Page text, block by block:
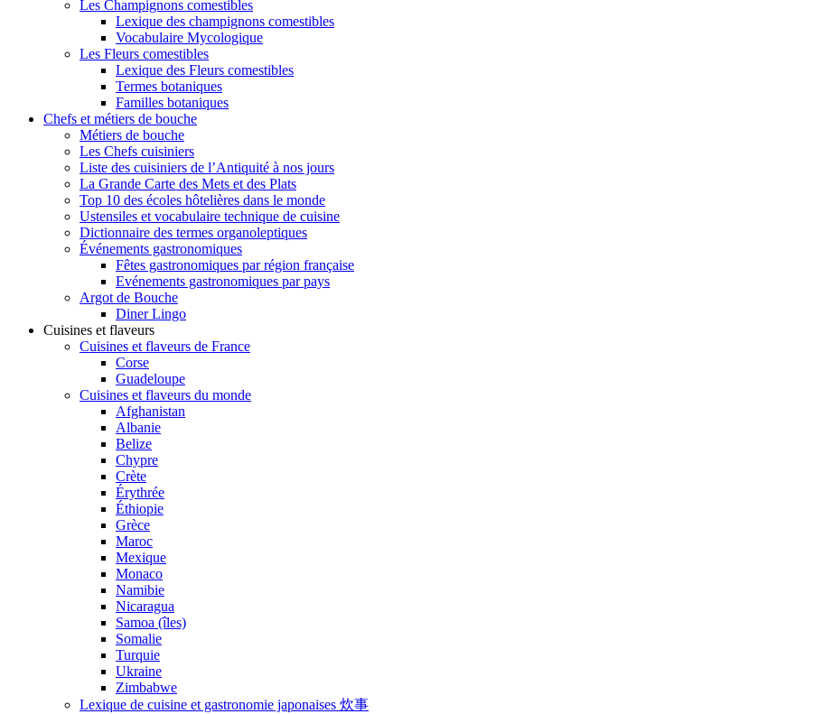
Les Champignons comestibles
Lexique des champignons comestibles
Vocabulaire Mycologique
Les Fleurs comestibles
Lexique des Fleurs comestibles
Termes botaniques
Familles botaniques
Chefs et métiers de bouche
Métiers de bouche
Les Chefs cuisiniers
Liste des cuisiniers de l’Antiquité à nos jours
La Grande Carte des Mets et des Plats
Top 10 des écoles hôtelières dans le monde
Ustensiles et vocabulaire technique de cuisine
Dictionnaire des termes organoleptiques
Événements gastronomiques
Fêtes gastronomiques par région française
Evénements gastronomiques par pays
Argot de Bouche
Diner Lingo
Cuisines et flaveurs
Cuisines et flaveurs de France
Corse
Guadeloupe
Cuisines et flaveurs du monde
Afghanistan
Albanie
Belize
Chypre
Crète
Érythrée
Éthiopie
Grèce
Maroc
Mexique
Monaco
Namibie
Nicaragua
Samoa (îles)
Somalie
Turquie
Ukraine
Zimbabwe
Lexique de cuisine et gastronomie japonaises 炊事